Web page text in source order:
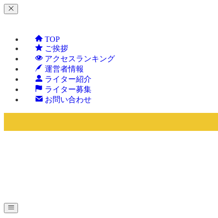
TOP
ご挨拶
アクセスランキング
運営者情報
ライター紹介
ライター募集
お問い合わせ